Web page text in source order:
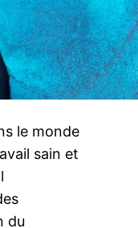
le monde
sain et
du